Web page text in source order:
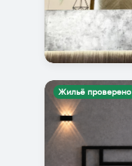
Жильё проверено